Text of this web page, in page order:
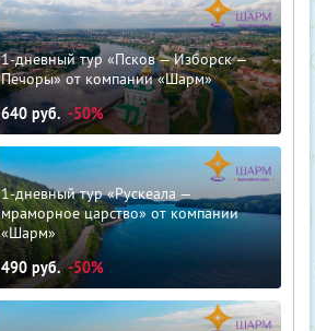
1-дневный тур «Псков — Изборск —
Печоры» от компании «Шарм»
640 руб. -50%
1-дневный тур «Рускеала —
мраморное царство» от компании
«Шарм»
490 руб. -50%